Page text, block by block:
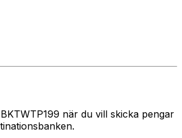
när du vill skicka pengar